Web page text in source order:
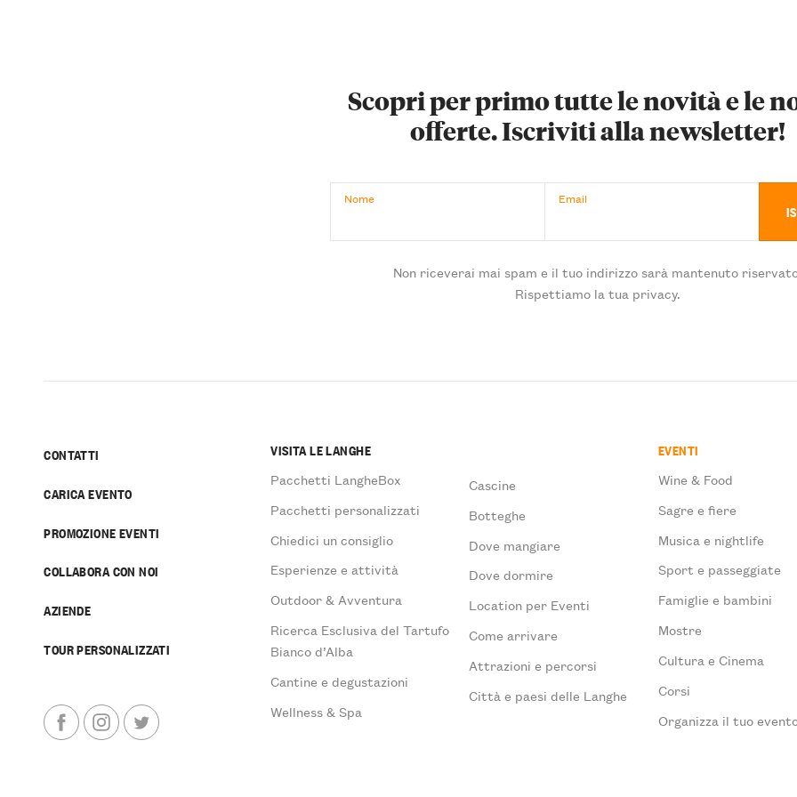
Scopri per primo tutte le novità e le
offerte. Iscriviti alla newsletter!
Nome Email
Non riceverai mai spam e il tuo indirizzo sarà mantenuto
Rispettiamo la tua privacy.
CONTATTI
CARICA EVENTO
PROMOZIONE EVENTI
COLLABORA CON NOI
AZIENDE
TOUR PERSONALIZZATI
VISITA LE LANGHE
Pacchetti LangheBox
Pacchetti personalizzati
Chiedici un consiglio
Esperienze e attività
Outdoor & Avventura
Ricerca Esclusiva del Tartufo
Bianco d’Alba
Cantine e degustazioni
Wellness & Spa
Cascine
Botteghe
Dove mangiare
Dove dormire
Location per Eventi
Come arrivare
Attrazioni e percorsi
Città e paesi delle Langhe
EVENTI
Wine & Food
Sagre e fiere
Musica e nightlife
Sport e passeggiate
Famiglie e bambini
Mostre
Cultura e Cinema
Corsi
Organizza il tuo